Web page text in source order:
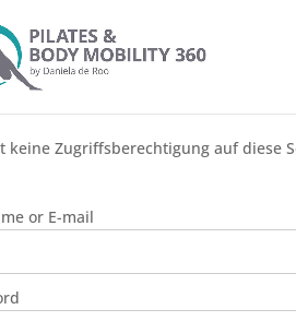
keine Zugriffsberechtigung auf diese
or E-mail